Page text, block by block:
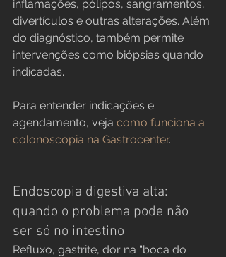
inflamações, pólipos, sangramentos,
divertículos e outras alterações. Além
do diagnóstico, também permite
intervenções como biópsias quando
indicadas.
Para entender indicações e
agendamento, veja como funciona a
colonoscopia na Gastrocenter.
Endoscopia digestiva alta:
quando o problema pode não
ser só no intestino
Refluxo, gastrite, dor na “boca do